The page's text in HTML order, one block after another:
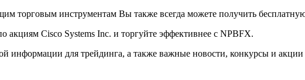
торговым инструментам Вы также всегда можете получить
акциям Cisco Systems Inc. и торгуйте эффективнее с NPBFX.
информации для трейдинга, а также важные новости, конкурсы и